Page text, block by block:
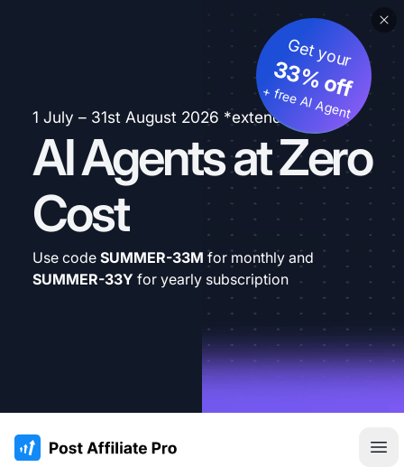
1 July – 31st August 2026 *extended
AI Agents at Zero
Cost
Get your
33% off
+ free AI Agent
Use code SUMMER-33M for monthly and
SUMMER-33Y for yearly subscription
:site.title